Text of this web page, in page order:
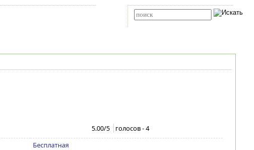
5.00/5 голосов -4
Бесплатная